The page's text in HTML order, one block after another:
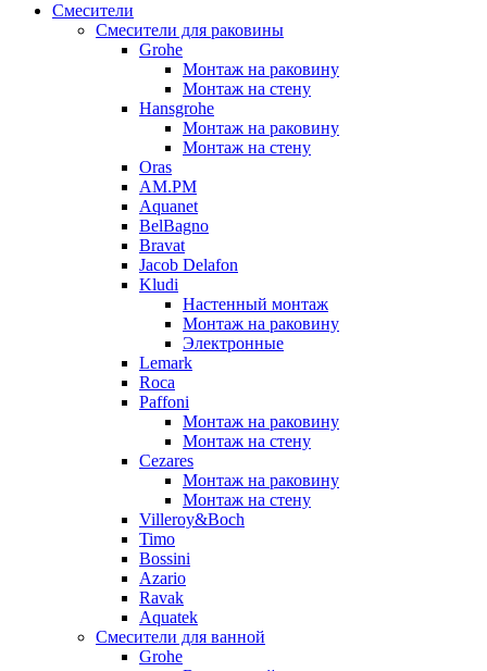
Смесители
Смесители для раковины
Grohe
Монтаж на раковину
Монтаж на стену
Hansgrohe
Монтаж на раковину
Монтаж на стену
Oras
AM.PM
Aquanet
BelBagno
Bravat
Jacob Delafon
Kludi
Настенный монтаж
Монтаж на раковину
Электронные
Lemark
Roca
Paffoni
Монтаж на раковину
Монтаж на стену
Cezares
Монтаж на раковину
Монтаж на стену
Villeroy&Boch
Timo
Bossini
Azario
Ravak
Aquatek
Смесители для ванной
Grohe